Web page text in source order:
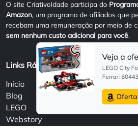
Veja a
LEGO City
Ferrari 60443
O site CriativoIdade participa do
Amazon, um programa de afiliados que
recebam uma remuneração por meio de
sem nenhum custo adicional para você.
Links Rápidos
Início
Blog
LEGO
Webstory